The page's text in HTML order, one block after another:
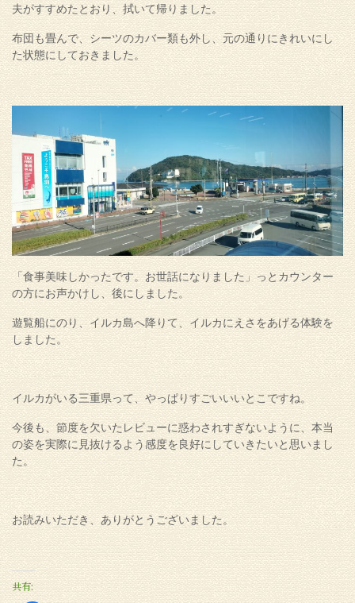
夫がすすめたとおり、拭いて帰りました。
布団も畳んで、シーツのカバー類も外し、元の通りにきれいにし
た状態にしておきました。
「食事美味しかったです。お世話になりました」っとカウンター
の方にお声かけし、後にしました。
遊覧船にのり、イルカ島へ降りて、イルカにえさをあげる体験を
しました。
イルカがいる三重県って、やっぱりすごいいいとこですね。
今後も、節度を欠いたレビューに惑わされすぎないように、本当
の姿を実際に見抜けるよう感度を良好にしていきたいと思いまし
た。
お読みいただき、ありがとうございました。
共有: